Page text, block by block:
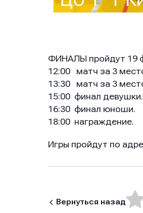
ФИНАЛЫ пройдут 19
12:00 матч за 3
13:30 матч за 3
15:00 финал девушки.
16:30 финал юноши.
18:00 награждение.
Игры пройдут по
Вернуться назад